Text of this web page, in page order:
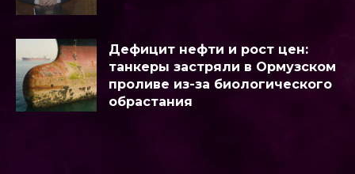
Дефицит нефти и рост цен:
танкеры застряли в Ормузском
проливе из-за биологического
обрастания